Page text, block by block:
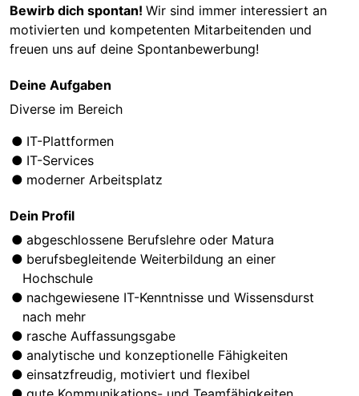
Bewirb dich spontan! Wir sind immer interessiert an
motivierten und kompetenten Mitarbeitenden und
freuen uns auf deine Spontanbewerbung!
Deine Aufgaben
Diverse im Bereich
IT-Plattformen
IT-Services
moderner Arbeitsplatz
Dein Profil
abgeschlossene Berufslehre oder Matura
berufsbegleitende Weiterbildung an einer
Hochschule
nachgewiesene IT-Kenntnisse und Wissensdurst
nach mehr
rasche Auffassungsgabe
analytische und konzeptionelle Fähigkeiten
einsatzfreudig, motiviert und flexibel